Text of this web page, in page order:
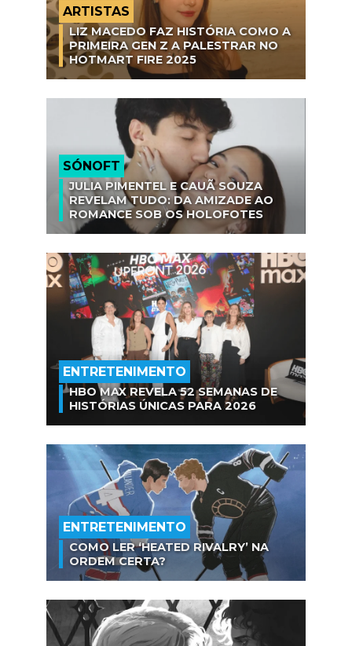
ARTISTAS
LIZ MACEDO FAZ HISTÓRIA COMO A
PRIMEIRA GEN Z A PALESTRAR NO
HOTMART FIRE 2025
SÓNOFT
JULIA PIMENTEL E CAUÃ SOUZA
REVELAM TUDO: DA AMIZADE AO
ROMANCE SOB OS HOLOFOTES
ENTRETENIMENTO
HBO MAX REVELA 52 SEMANAS DE
HISTÓRIAS ÚNICAS PARA 2026
ENTRETENIMENTO
COMO LER ‘HEATED RIVALRY’ NA
ORDEM CERTA?